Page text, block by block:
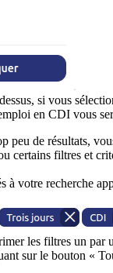
si vous
en CDI vous
peu de résultats,
certains filtres et
à votre recherche
les filtres un par
sur le bouton «